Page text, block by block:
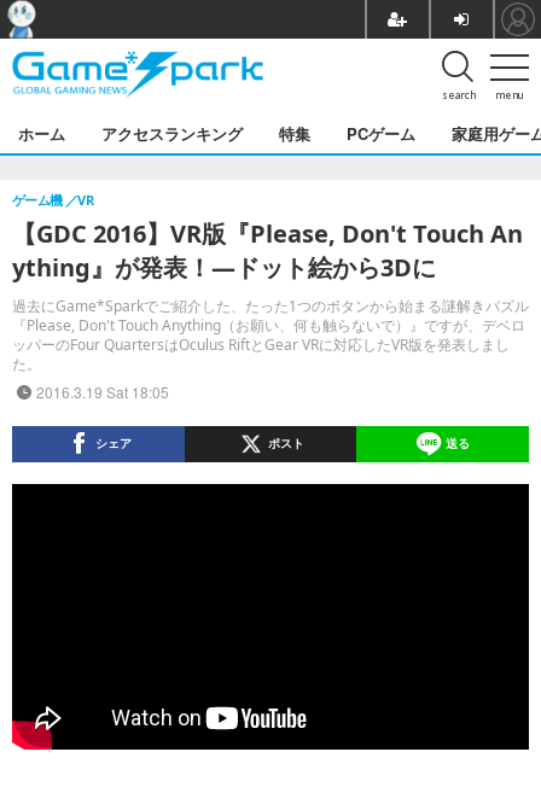
menu
search
ホーム アクセスランキング 特集 PCゲーム 家庭用ゲー
【GDC 2016】VR版『Please, Don't Touch An
ything』が発表！―ドット絵から3Dに
過去にGame*Sparkでご紹介した、たった1つのボタンから始まる謎解きパズル
『Please, Don't Touch Anything（お願い、何も触らないで）』ですが、デベロ
ッパーのFour QuartersはOculus RiftとGear VRに対応したVR版を発表しまし
た。
ゲーム機 VR
2016.3.19 Sat 18:05
シェア ポスト 送る